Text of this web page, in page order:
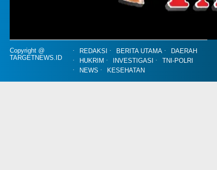
Copyright @
TARGETNEWS.ID
REDAKSI BERITA UTAMA
DAERAH
HUKRIM
INVESTIGASI
TNI-POLRI
NEWS
KESEHATAN